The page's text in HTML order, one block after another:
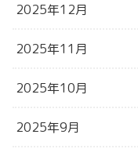
2025年12月
2025年11月
2025年10月
2025年9月